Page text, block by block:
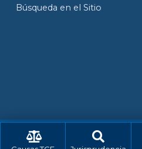
Búsqueda en el Sitio